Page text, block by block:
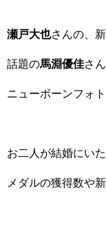
瀬戸大也さんの、
話題の馬淵優佳さ
ニューボーンフォト
お二人が結婚にい
メダルの獲得数や